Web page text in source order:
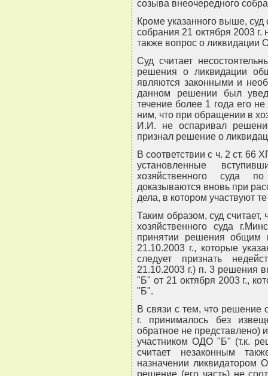
созыва внеочередного
Кроме указанного выше, суд
собрания 21 октября 2003 г.
также вопрос о ликвидации
Суд считает
решения о ликвидации
являются законными и
данном решении был
течение более 1 года его
ним, что при обращении в
И.И. не оспаривал
признал решение о
В соответствии с ч. 2 ст. 66
установленные
хозяйственного суда
доказываются вновь при
дела, в котором участвуют
Таким образом, суд
хозяйственного суда
принятии решения
21.10.2003 г., которые
следует признать
21.10.2003 г.) п. 3 решения
"Б" от 21 октября 2003 г.,
"Б".
В связи с тем, что
г. принималось без
обратное не представлено)
участником ОДО "Б" (т.к.
считает незаконным
назначении
решение (его часть) не